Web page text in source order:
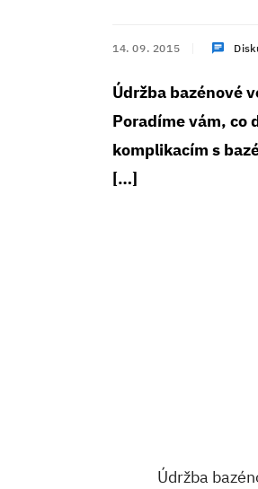
14. 09. 2015
Údržba bazénové
Poradíme vám, co
komplikacím s
[…]
Údržba